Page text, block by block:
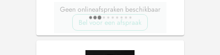
Geen onlineafspraken beschikbaar
Bel voor een afspraak